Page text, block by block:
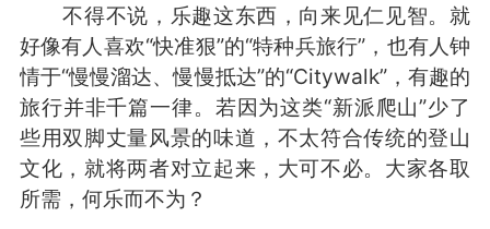
不得不说，乐趣这东西，向来见仁见智。就
好像有人喜欢“快准狠”的“特种兵旅行”，也有人钟
情于“慢慢溜达、慢慢抵达”的“Citywalk”，有趣的
旅行并非千篇一律。若因为这类“新派爬山”少了
些用双脚丈量风景的味道，不太符合传统的登山
文化，就将两者对立起来，大可不必。大家各取
所需，何乐而不为？